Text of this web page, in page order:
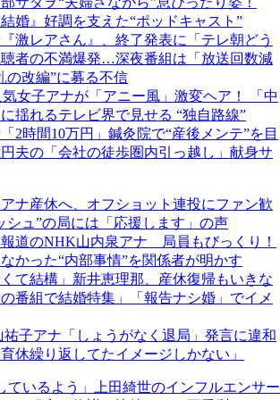
結婚』好調を支えた“ポッドキャスト”
激レアさん』、終了発表に「テレ朝どう
者の不満爆発…深夜番組は「放送回数減
の改編”に募る不信
気女子アナが「アニー風」激変ヘア！ 「中
揺れるテレビ界で見せる “独自路線”
2時間10万円」鍼灸院で“産後メンテ”を目
夫の「会社の徒歩圏内引っ越し」献身サ
ナ産休へ、オフショット連投にファン歓
シュ”の局には「応援します」の声
道のNHK山内泉アナ 局員もびっくり！
かった“内部事情”を関係者が明かす
くて結構」新井恵理那、産休復帰もいきな
番組で結婚特集」「報告ナシ婚」でイメ
子アナ「しょうがなく退局」発言に違和
休繰り返してたイメージしかない」
ているよう」上田綺世のインフルエンサー